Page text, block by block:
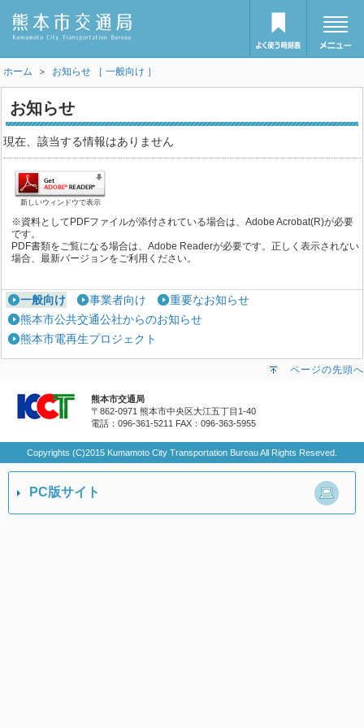
ホーム ＞ お知らせ ［ 一般向け ］
お知らせ
現在、該当する情報はありません
新しいウィンドウで表示
※資料としてPDFファイルが添付されている場合は、Adobe Acrobat(R)が必要
です。
PDF書類をご覧になる場合は、Adobe Readerが必要です。正しく表示されない
場合、最新バージョンをご利用ください。
一般向け 事業者向け
重要なお知らせ
熊本市公共交通公社からのお知らせ
熊本市電再生プロジェクト
ページの先頭へ
熊本市交通局
〒862-0971 熊本市中央区大江五丁目1-40
電話：096-361-5211 FAX：096-363-5955
Copyrights (C)2015 Kumamoto City Transportation Bureau All Rights Reseved.
PC版サイト